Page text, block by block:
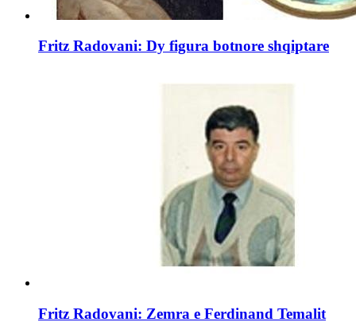
Fritz Radovani: Dy figura botnore shqiptare
Fritz Radovani: Zemra e Ferdinand Temalit